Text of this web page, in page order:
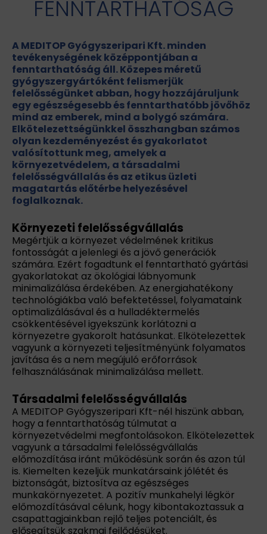
FENNTARTHATÓSÁG
A MEDITOP Gyógyszeripari Kft. minden
tevékenységének középpontjában a
fenntarthatóság áll. Közepes méretű
gyógyszergyártóként felismerjük
felelősségünket abban, hogy hozzájáruljunk
egy egészségesebb és fenntarthatóbb jövőhöz
mind az emberek, mind a bolygó számára.
Elkötelezettségünkkel összhangban számos
olyan kezdeményezést és gyakorlatot
valósítottunk meg, amelyek a
környezetvédelem, a társadalmi
felelősségvállalás és az etikus üzleti
magatartás előtérbe helyezésével
foglalkoznak.
Környezeti felelősségvállalás
Megértjük a környezet védelmének kritikus
fontosságát a jelenlegi és a jövő generációk
számára. Ezért fogadtunk el fenntartható gyártási
gyakorlatokat az ökológiai lábnyomunk
minimalizálása érdekében. Az energiahatékony
technológiákba való befektetéssel, folyamataink
optimalizálásával és a hulladéktermelés
csökkentésével igyekszünk korlátozni a
környezetre gyakorolt hatásunkat. Elkötelezettek
vagyunk a környezeti teljesítményünk folyamatos
javítása és a nem megújuló erőforrások
felhasználásának minimalizálása mellett.
Társadalmi felelősségvállalás
A MEDITOP Gyógyszeripari Kft-nél hiszünk abban,
hogy a fenntarthatóság túlmutat a
környezetvédelmi megfontolásokon. Elkötelezettek
vagyunk a társadalmi felelősségvállalás
előmozdítása iránt működésünk során és azon túl
is. Kiemelten kezeljük munkatársaink jólétét és
biztonságát, biztosítva az egészséges
munkakörnyezetet. A pozitív munkahelyi légkör
előmozdításával célunk, hogy kibontakoztassuk a
csapattagjainkban rejlő teljes potenciált, és
elősegítsük szakmai fejlődésüket.